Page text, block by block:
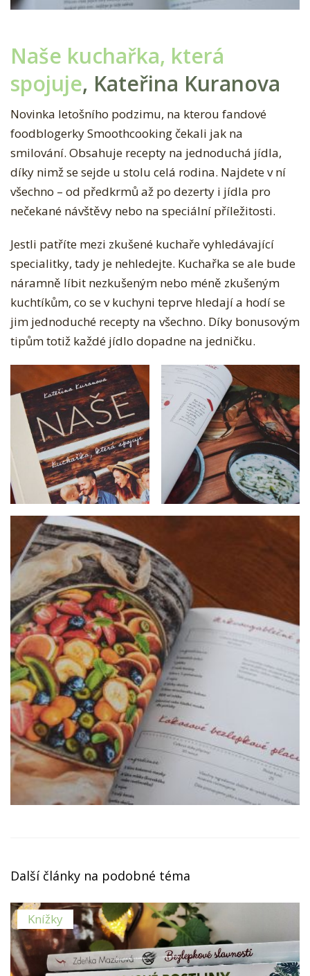
Naše kuchařka, která
spojuje, Kateřina Kuranova
Novinka letošního podzimu, na kterou fandové
foodblogerky Smoothcooking čekali jak na
smilování. Obsahuje recepty na jednoduchá jídla,
díky nimž se sejde u stolu celá rodina. Najdete v ní
všechno – od předkrmů až po dezerty i jídla pro
nečekané návštěvy nebo na speciální příležitosti.
Jestli patříte mezi zkušené kuchaře vyhledávající
specialitky, tady je nehledejte. Kuchařka se ale bude
náramně líbit nezkušeným nebo méně zkušeným
kuchtíkům, co se v kuchyni teprve hledají a hodí se
jim jednoduché recepty na všechno. Díky bonusovým
tipům totiž každé jídlo dopadne na jedničku.
Další články na podobné téma
Knížky